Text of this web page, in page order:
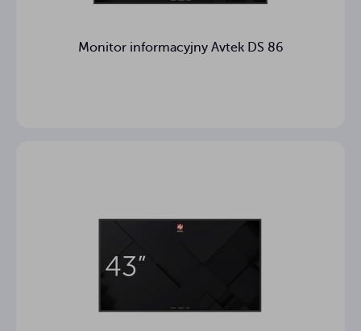
Monitor informacyjny Avtek DS 86